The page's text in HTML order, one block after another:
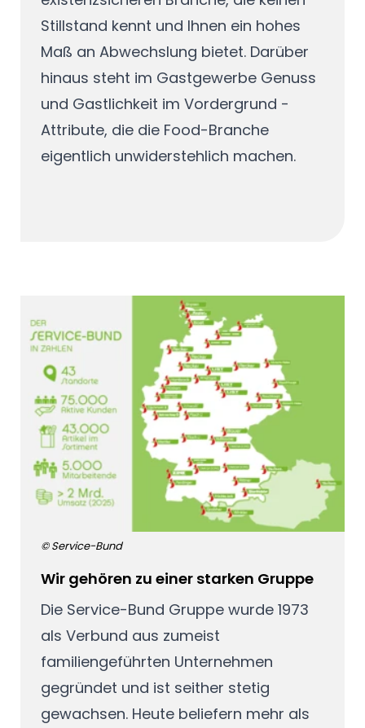
Stillstand kennt und Ihnen ein hohes
Maß an Abwechslung bietet. Darüber
hinaus steht im Gastgewerbe Genuss
und Gastlichkeit im Vordergrund -
Attribute, die die Food-Branche
eigentlich unwiderstehlich machen.
Wir gehören zu einer starken Gruppe
Die Service-Bund Gruppe wurde 1973
als Verbund aus zumeist
familiengeführten Unternehmen
gegründet und ist seither stetig
gewachsen. Heute beliefern mehr als
© Service-Bund